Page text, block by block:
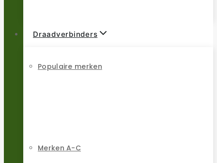
Draadverbinders
Populaire merken
Merken A-C